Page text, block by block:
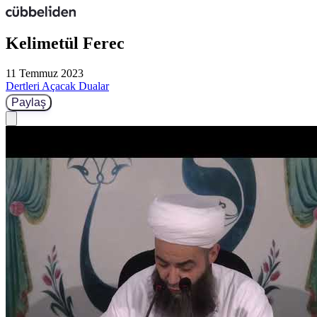
Kelimetül Ferec
11 Temmuz 2023
Dertleri Açacak Dualar
Paylaş